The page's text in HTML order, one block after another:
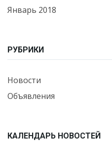
Январь 2018
РУБРИКИ
Новости
Объявления
КАЛЕНДАРЬ НОВОСТЕЙ